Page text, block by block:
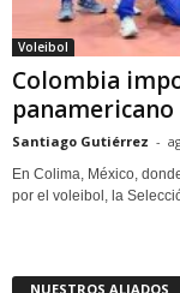
Voleibol
Colombia
panamericano
Santiago Gutiérrez -
En Colima, México,
por el voleibol, la
NUESTROS ALIADOS